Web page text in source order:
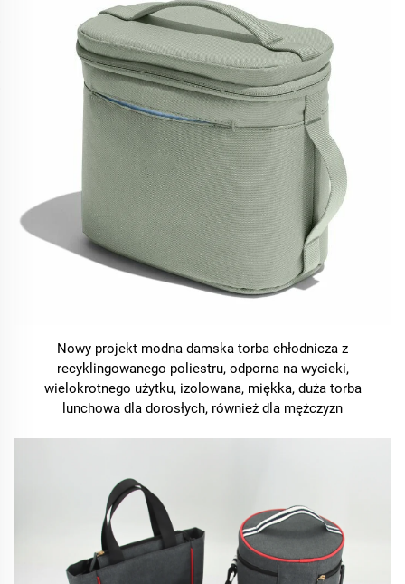
Nowy projekt modna damska torba chłodnicza z
recyklingowanego poliestru, odporna na wycieki,
wielokrotnego użytku, izolowana, miękka, duża torba
lunchowa dla dorosłych, również dla mężczyzn